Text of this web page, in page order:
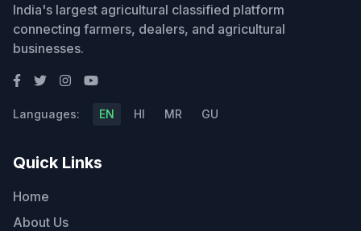
India's largest agricultural classified platform
connecting farmers, dealers, and agricultural
businesses.
Languages: EN HI MR GU
Quick Links
Home
About Us